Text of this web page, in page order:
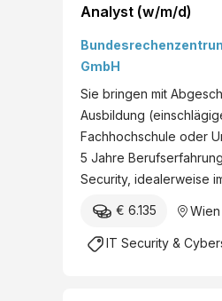
Analyst (w/m/d)
GmbH
Sie bringen mit
Ausbildung
Fachhochschule oder
5 Jahre
Security, idealerweise
€ 6.135 Wien
IT Security &